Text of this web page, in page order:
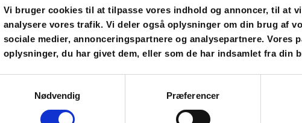
Vi bruger cookies til at tilpasse vores indhold og annoncer, til at
analysere vores trafik. Vi deler også oplysninger om din brug af
sociale medier, annonceringspartnere og analysepartnere. Vores
oplysninger, du har givet dem, eller som de har indsamlet fra din
Nødvendig
Præferencer
og potentialer.
og forståelse:Cernels ledere blev trænet i at forstå og
team på en måde, der skabte både engagement og fremdrift.
rekruttering:Hver ny kandidat blev talentprofileret for
og de opgaver, rollen krævede.